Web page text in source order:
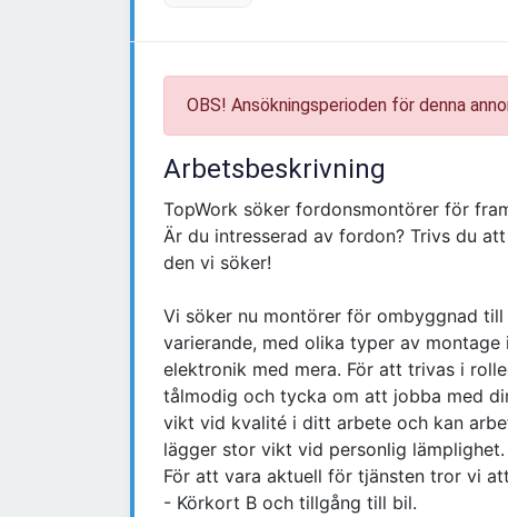
OBS! Ansökningsperioden för denna
Arbetsbeskrivning
TopWork söker fordonsmontörer för
Är du intresserad av fordon? Trivs du
den vi söker!
Vi söker nu montörer för ombyggnad
varierande, med olika typer av
elektronik med mera. För att trivas i
tålmodig och tycka om att jobba med
vikt vid kvalité i ditt arbete och kan
lägger stor vikt vid personlig lämplighet.
För att vara aktuell för tjänsten tror vi
- Körkort B och tillgång till bil.